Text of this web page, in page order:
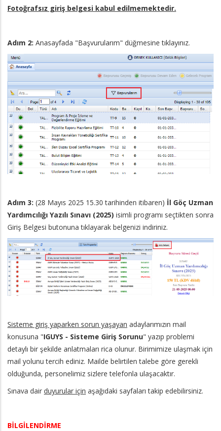
Fotoğrafsız giriş belgesi kabul edilmemektedir.
Adım 2: Anasayfada "Başvurularım" düğmesine tıklayınız.
Adım 3: (28 Mayıs 2025 15.30 tarihinden itibaren) İl Göç Uzman
Yardımcılığı Yazılı Sınavı (2025) isimli programı seçtikten sonra
Giriş Belgesi butonuna tıklayarak belgenizi indiriniz.
Sisteme giriş yaparken sorun yaşayan adaylarımızın mail
konusuna "IGUYS - Sisteme Giriş Sorunu" yazıp problemi
detaylı bir şekilde anlatmaları rica olunur. Birimimize ulaşmak için
mail yolunu tercih ediniz. Mailde belirtilen talebe göre gerekli
olduğunda, personelimiz sizlere telefonla ulaşacaktır.
Sınava dair duyurular için aşağıdaki sayfaları takip edebilirsiniz.
BİLGİLENDİRME